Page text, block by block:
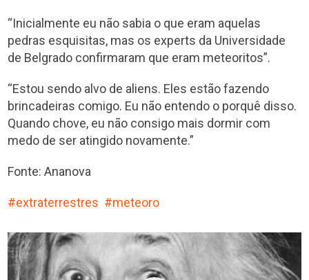
“Inicialmente eu não sabia o que eram aquelas
pedras esquisitas, mas os experts da Universidade
de Belgrado confirmaram que eram meteoritos”.
“Estou sendo alvo de aliens. Eles estão fazendo
brincadeiras comigo. Eu não entendo o porquê disso.
Quando chove, eu não consigo mais dormir com
medo de ser atingido novamente.”
Fonte: Ananova
extraterrestres meteoro